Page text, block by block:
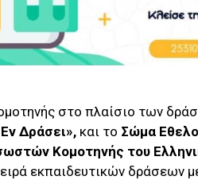
στο πλαίσιο των
Δράσει», και το Σώμα
Κομοτηνής του
εκπαιδευτικών δράσεων